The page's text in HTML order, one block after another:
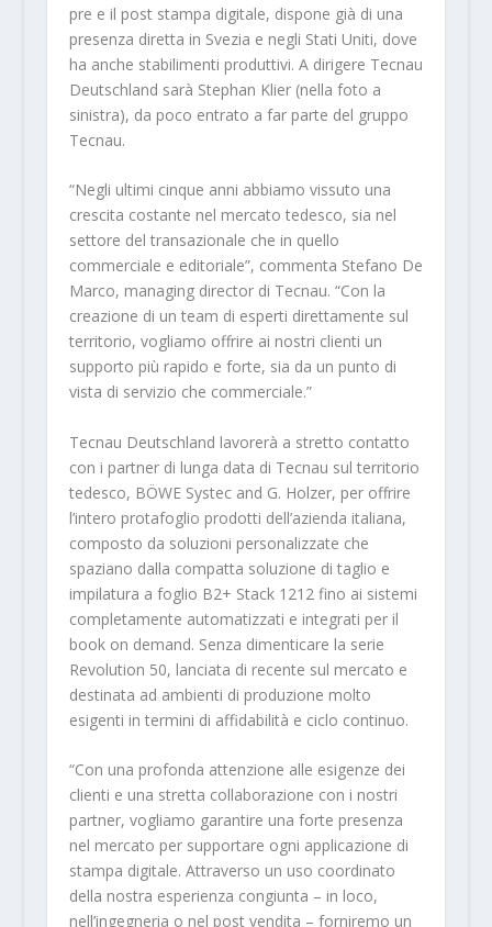
pre e il post stampa digitale, dispone già di una
presenza diretta in Svezia e negli Stati Uniti, dove
ha anche stabilimenti produttivi. A dirigere Tecnau
Deutschland sarà Stephan Klier (nella foto a
sinistra), da poco entrato a far parte del gruppo
Tecnau.
“Negli ultimi cinque anni abbiamo vissuto una
crescita costante nel mercato tedesco, sia nel
settore del transazionale che in quello
commerciale e editoriale”, commenta Stefano De
Marco, managing director di Tecnau. “Con la
creazione di un team di esperti direttamente sul
territorio, vogliamo offrire ai nostri clienti un
supporto più rapido e forte, sia da un punto di
vista di servizio che commerciale.”
Tecnau Deutschland lavorerà a stretto contatto
con i partner di lunga data di Tecnau sul territorio
tedesco, BÖWE Systec and G. Holzer, per offrire
l’intero protafoglio prodotti dell’azienda italiana,
composto da soluzioni personalizzate che
spaziano dalla compatta soluzione di taglio e
impilatura a foglio B2+ Stack 1212 fino ai sistemi
completamente automatizzati e integrati per il
book on demand. Senza dimenticare la serie
Revolution 50, lanciata di recente sul mercato e
destinata ad ambienti di produzione molto
esigenti in termini di affidabilità e ciclo continuo.
“Con una profonda attenzione alle esigenze dei
clienti e una stretta collaborazione con i nostri
partner, vogliamo garantire una forte presenza
nel mercato per supportare ogni applicazione di
stampa digitale. Attraverso un uso coordinato
della nostra esperienza congiunta – in loco,
nell’ingegneria o nel post vendita – forniremo un